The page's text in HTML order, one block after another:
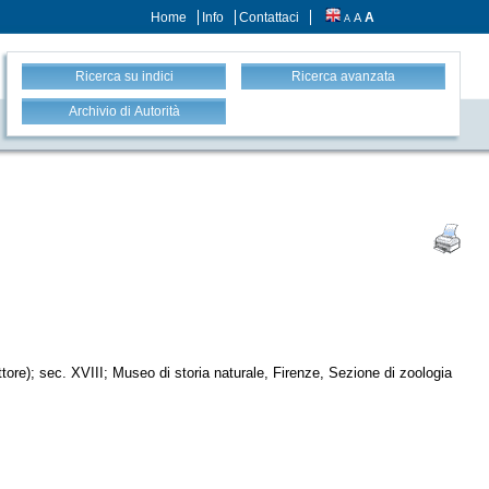
Home Info Contattaci A A A
Ricerca su indici Ricerca avanzata
Archivio di Autorità